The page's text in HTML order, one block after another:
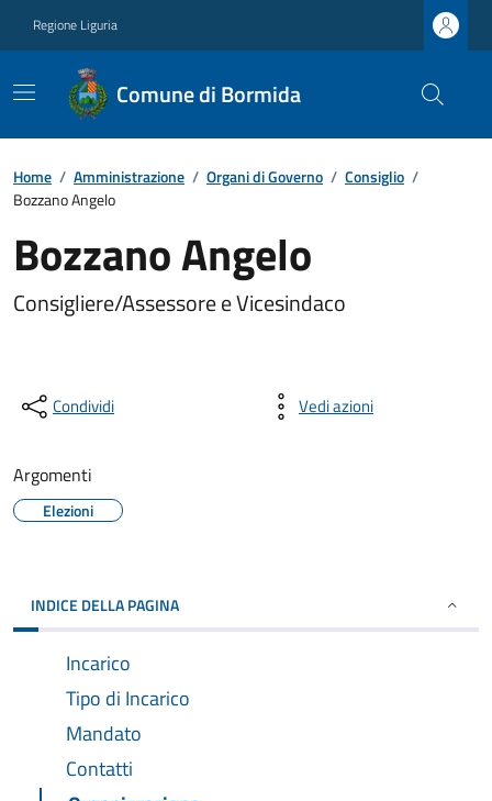
Regione Liguria
Comune di Bormida
Home / Amministrazione / Organi di Governo / Consiglio /
Bozzano Angelo
Bozzano Angelo
Consigliere/Assessore e Vicesindaco
Condividi Vedi azioni
Argomenti
Elezioni
INDICE DELLA PAGINA
Incarico
Tipo di Incarico
Mandato
Contatti